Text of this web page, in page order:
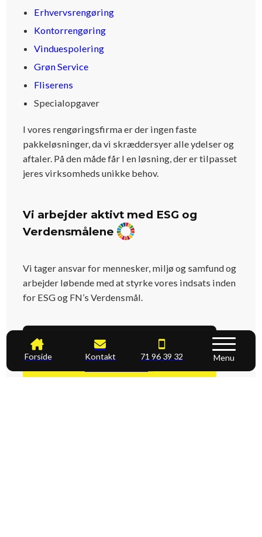
Forside Kontakt 71 96 39 32 Menu
Erhvervsrengøring
Kontorrengøring
Vinduespolering
Grøn Service
Fliserens
Specialopgaver
I vores rengøringsfirma er der ingen faste
pakkeløsninger, da vi skræddersyer alle ydelser og
aftaler. På den måde får I en løsning, der er tilpasset
jeres virksomheds unikke behov.
Vi arbejder aktivt med ESG og
Verdensmålene
Vi tager ansvar for mennesker, miljø og samfund og
arbejder løbende med at styrke vores indsats inden
for ESG og FN’s Verdensmål.
Læs mere her